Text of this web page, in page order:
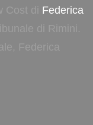
Cost di Federica
di Rimini.
Federica